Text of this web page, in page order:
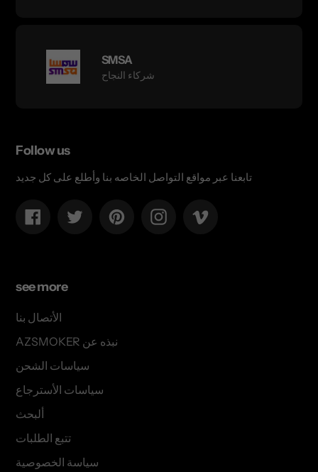
SMSA
شركاء النجاح
Follow us
تابعنا عبر مواقع التواصل الخاصه بنا وأطلع على كل جديد
Facebook Twitter PinterestInstagram
see more
الأتصال بنا
AZSMOKER نبذه عن
سياسات الشحن
سياسات الأسترجاع
ألبحث
تتبع الطلبات
سياسة الخصوصية